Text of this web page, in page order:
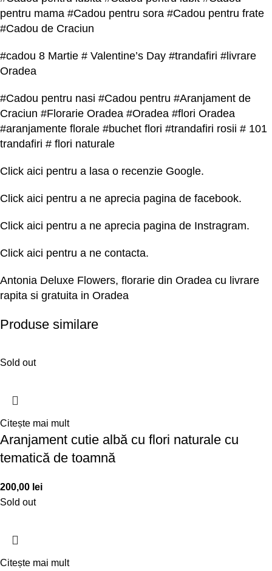
pentru mama #Cadou pentru sora #Cadou pentru frate
#Cadou de Craciun
#cadou 8 Martie # Valentine’s Day #trandafiri #livrare
Oradea
#Cadou pentru nasi #Cadou pentru #Aranjament de
Craciun #Florarie Oradea #Oradea #flori Oradea
#aranjamente florale #buchet flori #trandafiri rosii # 101
trandafiri # flori naturale
Click aici pentru a lasa o recenzie Google.
Click aici pentru a ne aprecia pagina de facebook.
Click aici pentru a ne aprecia pagina de Instragram.
Click aici pentru a ne contacta.
Antonia Deluxe Flowers, florarie din Oradea cu livrare
rapita si gratuita in Oradea
Produse similare
Sold out
Citește mai mult
Aranjament cutie albă cu flori naturale cu
tematică de toamnă
200,00 lei
Sold out
Citește mai mult